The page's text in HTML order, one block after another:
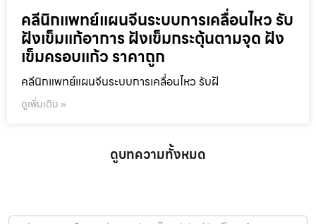
คลีนิกแพทย์แผนจีนระบบการเคลื่อนไหว รับ
ฝังเข็มแก้อาการ ฝังเข็มกระตุ้นตามจุด ฝัง
เข็มครอบแก้ว ราคาถูก
คลีนิกแพทย์แผนจีนระบบการเคลื่อนไหว รับฝั
ดูเพิ่มเติม »
ดูบทความทั้งหมด